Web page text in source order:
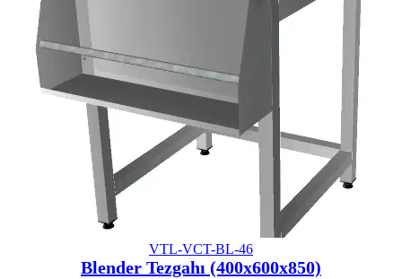
VTL-VCT-BL-46
Blender Tezgahı (400x600x850)